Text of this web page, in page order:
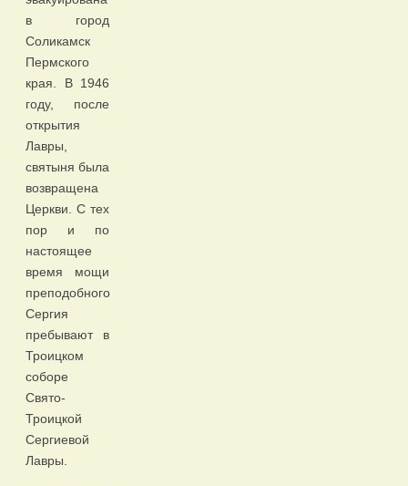
в город
Соликамск
Пермского
края. В 1946
году, после
открытия
Лавры,
святыня была
возвращена
Церкви. С тех
пор и по
настоящее
время мощи
преподобного
Сергия
пребывают в
Троицком
соборе
Свято-
Троицкой
Сергиевой
Лавры.